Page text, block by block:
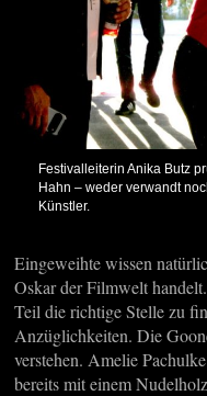
Festivalleiterin Anika Butz
Hahn – weder verwandt
Künstler.
Eingeweihte wissen
Oskar der Filmwelt
Teil die richtige Stelle zu
Anzüglichkeiten. Die
verstehen. Amelie
bereits mit einem